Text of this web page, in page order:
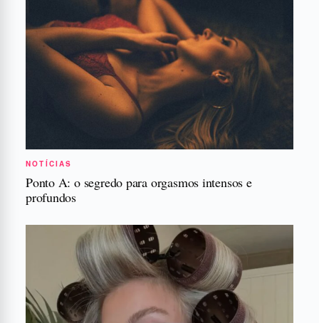
NOTÍCIAS
Ponto A: o segredo para orgasmos intensos e
profundos